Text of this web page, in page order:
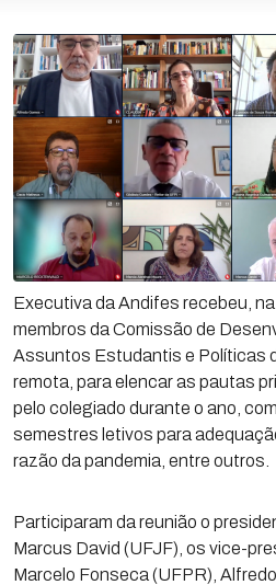
Executiva da Andifes recebeu,
membros da Comissão de
Assuntos Estudantis e Políticas
remota, para elencar as pautas
pelo colegiado durante o ano,
semestres letivos para
razão da pandemia, entre outros.
Participaram da reunião o
Marcus David (UFJF), os vice-
Marcelo Fonseca (UFPR),